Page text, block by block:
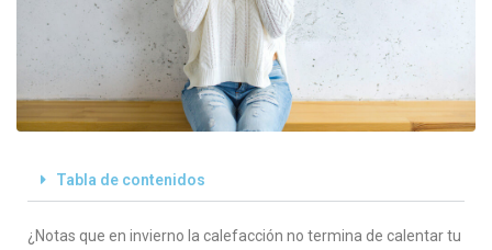
Tabla de contenidos
¿Notas que en invierno la calefacción no termina de calentar tu